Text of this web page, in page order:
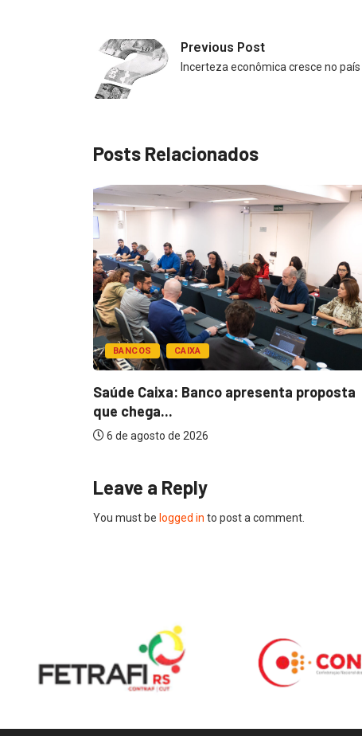
Previous Post
Incerteza econômica cresce no país
Posts Relacionados
BANCOS CAIXA
Saúde Caixa: Banco apresenta proposta
que chega...
6 de agosto de 2026
Leave a Reply
You must be logged in to post a comment.